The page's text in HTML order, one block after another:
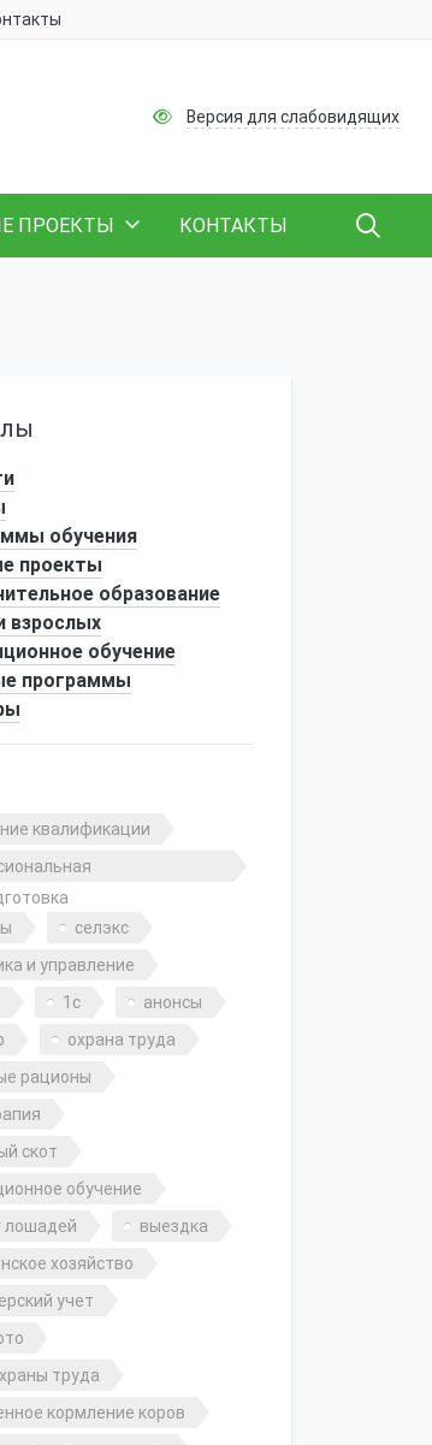
Версия для слабовидящих
ПРОЕКТЫ КОНТАКТЫ
обучения
проекты
образование
взрослых
обучение
программы
квалификации
селэкс
и управление
1с
анонсы
охрана труда
рационы
скот
обучение
лошадей
выездка
хозяйство
учет
труда
кормление коров